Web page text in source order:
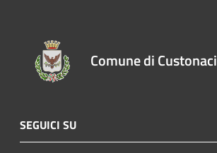
Comune di Custonaci
SEGUICI SU